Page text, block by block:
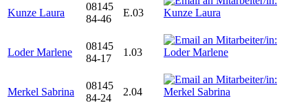
Kunze Laura
08145
84-46
E.03
Loder Marlene
08145
84-17
1.03
Merkel Sabrina
08145
84-24
2.04